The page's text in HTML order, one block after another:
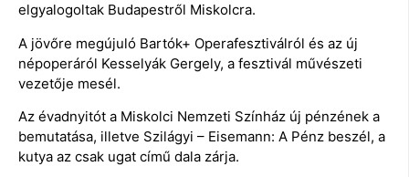
elgyalogoltak Budapestről Miskolcra.
A jövőre megújuló Bartók+ Operafesztiválról és az új
népoperáról Kesselyák Gergely, a fesztivál művészeti
vezetője mesél.
Az évadnyitót a Miskolci Nemzeti Színház új pénzének a
bemutatása, illetve Szilágyi – Eisemann: A Pénz beszél, a
kutya az csak ugat című dala zárja.